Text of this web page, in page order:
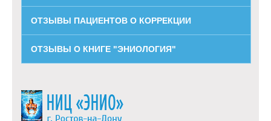
ОТЗЫВЫ ПАЦИЕНТОВ О КОРРЕКЦИИ
ОТЗЫВЫ О КНИГЕ "ЭНИОЛОГИЯ"